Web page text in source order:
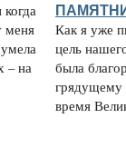
меня
– на
Как я уже
цель
была
грядущему
время